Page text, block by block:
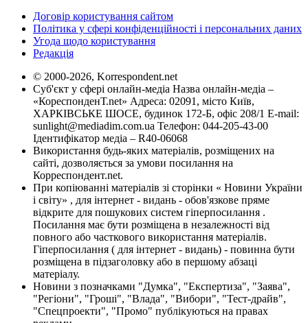
Договір користування сайтом
Політика у сфері конфіденційності і персональних даних
Угода щодо користування
Редакція
© 2000-2026, Korrespondent.net
Суб'єкт у сфері онлайн-медіа Назва онлайн-медіа –
«КореспонденТ.net» Адреса: 02091, місто Київ,
ХАРКІВСЬКЕ ШОСЕ, будинок 172-Б, офіс 208/1 E-mail:
sunlight@mediadim.com.ua Телефон: 044-205-43-00
Ідентифікатор медіа – R40-06068
Використання будь-яких матеріалів, розміщених на
сайті, дозволяється за умови посилання на
Корреспондент.net.
При копіюванні матеріалів зі сторінки « Новини України
і світу» , для інтернет - видань - обов'язкове пряме
відкрите для пошукових систем гіперпосилання .
Посилання має бути розміщена в незалежності від
повного або часткового використання матеріалів.
Гіперпосилання ( для інтернет - видань) - повинна бути
розміщена в підзаголовку або в першому абзаці
матеріалу.
Новини з позначками "Думка", "Експертиза", "Заява",
"Регіони", "Гроші", "Влада", "Вибори", "Тест-драйв",
"Спецпроекти", "Промо" публікуються на правах